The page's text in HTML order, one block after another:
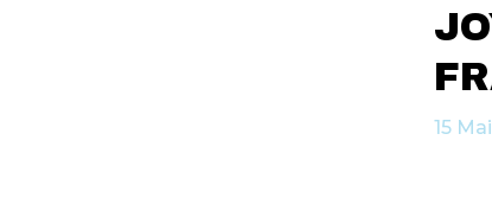
15